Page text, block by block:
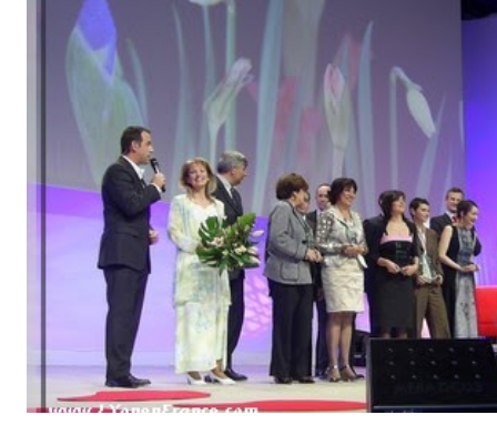
d'enseignement et soutenir l’augmentation du taux
et qualifiées. Un exemple d'action dans une province de Chine, le